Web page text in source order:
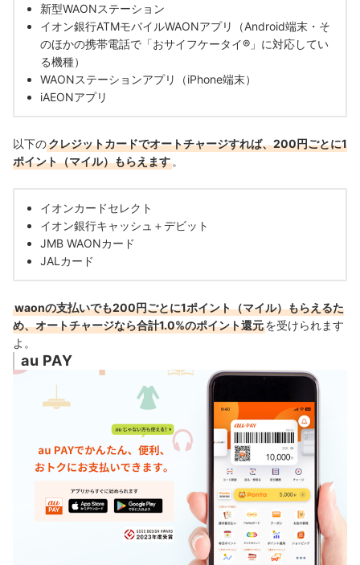
新型WAONステーション
イオン銀行ATMモバイルWAONアプリ（Android端末・そ
のほかの携帯電話で「おサイフケータイ®」に対応してい
る機種）
WAONステーションアプリ（iPhone端末）
iAEONアプリ
以下のクレジットカードでオートチャージすれば、200円ごとに1
ポイント（マイル）もらえます 。
イオンカードセレクト
イオン銀行キャッシュ＋デビット
JMB WAONカード
JALカード
waonの支払いでも200円ごとに1ポイント（マイル）もらえるた
め、オートチャージなら合計1.0%のポイント還元を受けられます
よ。
au PAY